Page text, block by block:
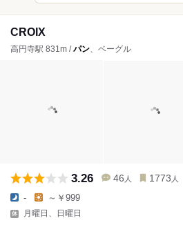
CROIX
高円寺駅 831m /パン、ベーグル
3.26 46 人 1773 人
- ～￥999
月曜日、日曜日